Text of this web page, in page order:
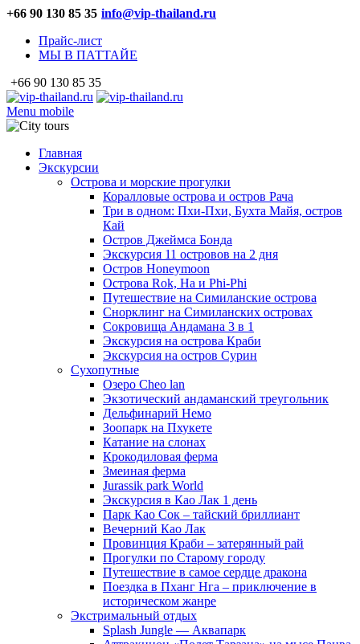
+66 90 130 85 35 info@vip-thailand.ru
Прайс-лист
МЫ В ПАТТАЙЕ
+66 90 130 85 35
Menu mobile
Главная
Экскурсии
Острова и морские прогулки
Коралловые острова и остров Рача
Три в одном: Пхи-Пхи, Бухта Майя, остров
Кай
Остров Джеймса Бонда
Экскурсия 11 островов на 2 дня
Остров Honeymoon
Острова Rok, Ha и Phi-Phi
Путешествие на Симиланские острова
Снорклинг на Симиланских островах
Сокровища Андамана 3 в 1
Экскурсия на острова Краби
Экскурсия на остров Сурин
Сухопутные
Озеро Cheo lan
Экзотический андаманский треугольник
Дельфинарий Немо
Зоопарк на Пхукете
Катание на слонах
Крокодиловая ферма
Змеиная ферма
Jurassik park World
Экскурсия в Као Лак 1 день
Парк Као Сок – тайский бриллиант
Вечерний Као Лак
Провинция Краби – затерянный рай
Прогулки по Старому городу
Путешествие в самое сердце дракона
Поездка в Пханг Нга – приключение в
историческом жанре
Экстримальный отдых
Splash Jungle — Аквапарк